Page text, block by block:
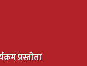
प्रस्तोता